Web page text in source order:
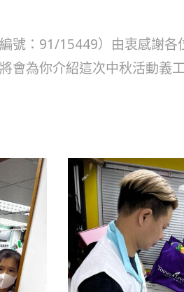
號：91/15449）由衷感謝
會為你介紹這次中秋活動義